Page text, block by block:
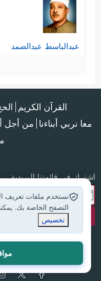
عبدالباسط عبدالصمد
القرآن الكريم
معا نربي أبناءنا من أجل
اشترك في قائمتنا البريدية
جميع الحقوق محفوظة
نستخدم ملفات تعريف
التصفح الخاصة بك.
تخصيص